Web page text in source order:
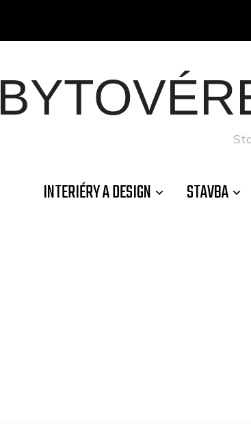
INTERIÉRY A DESIGN STAVBA